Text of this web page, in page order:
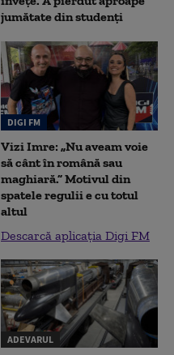
jumătate din studenţi
DIGI FM
Vizi Imre: „Nu aveam voie
să cânt în română sau
maghiară.” Motivul din
spatele regulii e cu totul
altul
Descarcă aplicația Digi FM
ADEVARUL